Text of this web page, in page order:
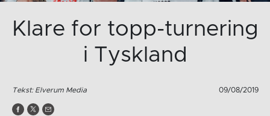
Klare for topp-turnering
i Tyskland
Tekst: Elverum Media 09/08/2019